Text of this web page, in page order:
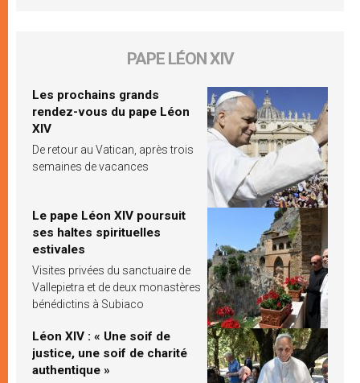
PAPE LÉON XIV
Les prochains grands
rendez-vous du pape Léon
XIV
De retour au Vatican, après trois
semaines de vacances
Le pape Léon XIV poursuit
ses haltes spirituelles
estivales
Visites privées du sanctuaire de
Vallepietra et de deux monastères
bénédictins à Subiaco
Léon XIV : « Une soif de
justice, une soif de charité
authentique »